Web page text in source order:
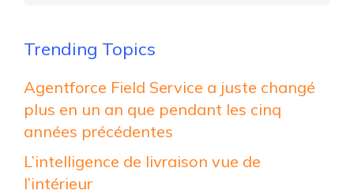
Trending Topics
Agentforce Field Service a juste changé
plus en un an que pendant les cinq
années précédentes
L’intelligence de livraison vue de
l’intérieur